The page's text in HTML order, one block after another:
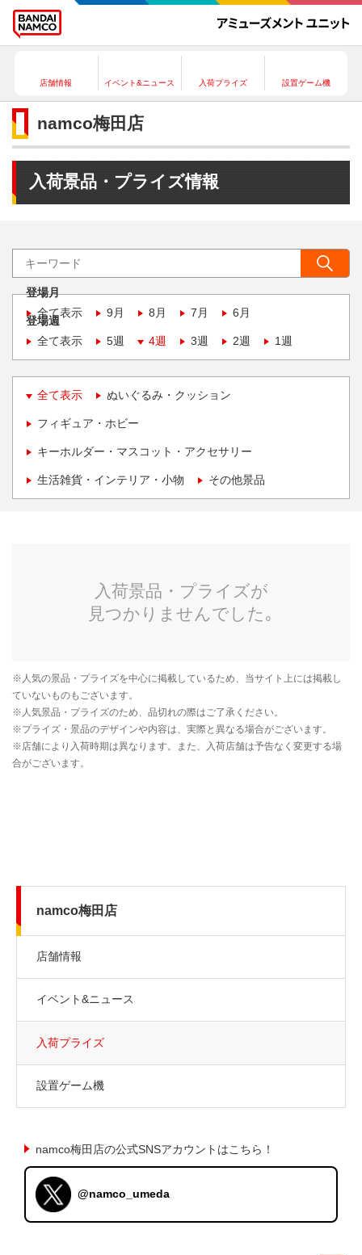
店舗情報 イベント&ニュース 入荷プライズ 設置ゲーム機
namco梅田店
入荷景品・プライズ情報
登場月
全て表示
9月 8月 7月 6月
登場週
全て表示
5週 4週 3週 2週 1週
全て表示 ぬいぐるみ・クッション
フィギュア・ホビー
キーホルダー・マスコット・アクセサリー
生活雑貨・インテリア・小物 その他景品
namco梅田店
店舗情報
イベント&ニュース
入荷プライズ
設置ゲーム機
namco梅田店の公式SNSアカウントはこちら！
@namco_umeda